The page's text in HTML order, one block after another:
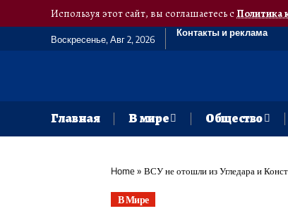
Используя этот сайт, вы соглашаетесь сПолитика
Воскресенье, Авг 2, 2026
Контакты и реклама
Главная В мире Общество
Home» ​ВСУ не отошли из Угледара и
В Мире